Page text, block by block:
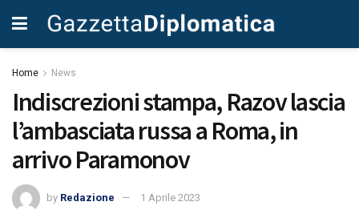
Home News
Indiscrezioni stampa, Razov lascia
l’ambasciata russa a Roma, in
arrivo Paramonov
by Redazione 1 Aprile 2023